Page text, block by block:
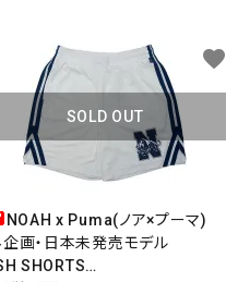
SOLD OUT
NOAH x Puma(ノア×プーマ)
画・日本未発売モデル
SHORTS
favorite